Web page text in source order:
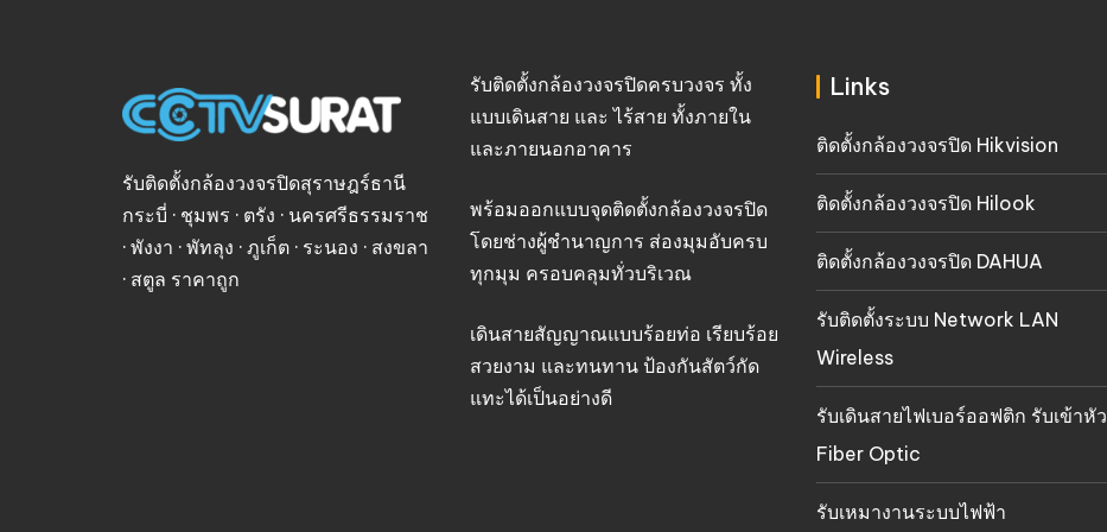
รับติดตั้งกล้องวงจรปิดสุราษฎร์ธานี
กระบี่ · ชุมพร · ตรัง · นครศรีธรรมราช
· พังงา · พัทลุง · ภูเก็ต · ระนอง · สงขลา
· สตูล ราคาถูก
รับติดตั้งกล้องวงจรปิดครบวงจร ทั้ง
แบบเดินสาย และ ไร้สาย ทั้งภายใน
และภายนอกอาคาร
พร้อมออกแบบจุดติดตั้งกล้องวงจรปิด
โดยช่างผู้ชำนาญการ ส่องมุมอับครบ
ทุกมุม ครอบคลุมทั่วบริเวณ
เดินสายสัญญาณแบบร้อยท่อ เรียบร้อย
สวยงาม และทนทาน ป้องกันสัตว์กัด
แทะได้เป็นอย่างดี
Links
ติดตั้งกล้องวงจรปิด Hikvision
ติดตั้งกล้องวงจรปิด Hilook
ติดตั้งกล้องวงจรปิด DAHUA
รับติดตั้งระบบ Network LAN
Wireless
รับเดินสายไฟเบอร์ออฟติก รับเข้าหัว
Fiber Optic
รับเหมางานระบบไฟฟ้า